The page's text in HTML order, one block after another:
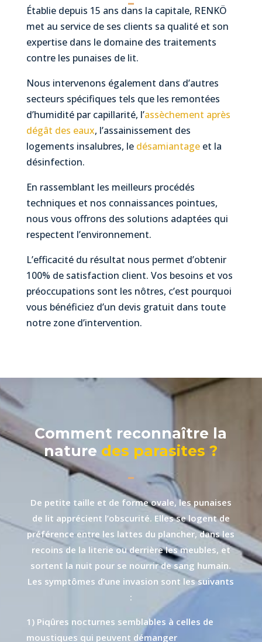
Établie depuis 15 ans dans la capitale, RENKÖ
met au service de ses clients sa qualité et son
expertise dans le domaine des traitements
contre les punaises de lit.
Nous intervenons également dans d’autres
secteurs spécifiques tels que les remontées
d’humidité par capillarité, l’assèchement après
dégât des eaux, l’assainissement des
logements insalubres, le désamiantageet la
désinfection.
En rassemblant les meilleurs procédés
techniques et nos connaissances pointues,
nous vous offrons des solutions adaptées qui
respectent l’environnement.
L’efficacité du résultat nous permet d’obtenir
100% de satisfaction client. Vos besoins et vos
préoccupations sont les nôtres, c’est pourquoi
vous bénéficiez d’un devis gratuit dans toute
notre zone d’intervention.
Comment reconnaître la
nature des parasites ?
De petite taille et de forme ovale, les punaises
de lit apprécient l’obscurité. Elles se logent de
préférence entre les lattes du plancher, dans les
recoins de la literie ou derrière les meubles, et
sortent la nuit pour se nourrir de sang humain.
Les symptômes d’une invasion sont les suivants
:
1) Piqûres nocturnes semblables à celles de
moustiques qui peuvent démanger